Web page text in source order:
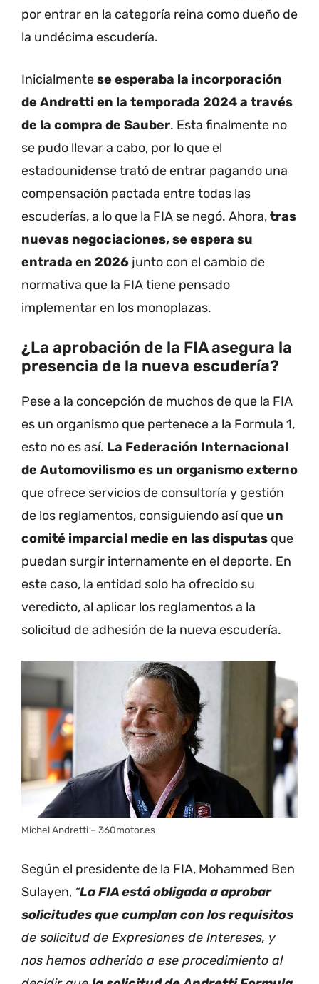
por entrar en la categoría reina como dueño de
la undécima escudería.
Inicialmentese esperaba la incorporación
de Andretti en la temporada 2024a través
de la compra de Sauber. Esta finalmente no
se pudo llevar a cabo, por lo que el
estadounidense trató de entrar pagando una
compensación pactada entre todas las
escuderías, a lo que la FIA se negó. Ahora,tras
nuevas negociaciones, se espera su
entrada en 2026 junto con el cambio de
normativa que la FIA tiene pensado
implementar en los monoplazas.
¿La aprobación de la FIA asegura la
presencia de la nueva escudería?
Pese a la concepción de muchos de que la FIA
es un organismo que pertenece a la Formula 1,
esto no es así. La Federación Internacional
de Automovilismo es un organismo externo
que ofrece servicios de consultoría y gestión
de los reglamentos, consiguiendo así que un
comité imparcial medie en las disputas que
puedan surgir internamente en el deporte. En
este caso, la entidad solo ha ofrecido su
veredicto, al aplicar los reglamentos a la
solicitud de adhesión de la nueva escudería.
Michel Andretti – 360motor.es
Según el presidente de la FIA, Mohammed Ben
Sulayen, “La FIA está obligada a aprobar
solicitudes que cumplan con los requisitos
de solicitud de Expresiones de Intereses, y
nos hemos adherido a ese procedimiento al